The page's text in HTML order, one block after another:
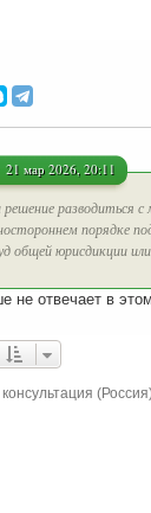
21 мар 2026, 20:11
решение
порядке
общей юрисдикции
не отвечает в